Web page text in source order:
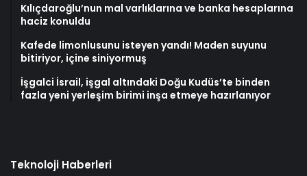
Kılıçdaroğlu’nun mal varlıklarına ve banka hesaplarına
haciz konuldu
Kafede limonlusunu isteyen yandı! Maden suyunu
bitiriyor, içine siniyormuş
İşgalci İsrail, işgal altındaki Doğu Kudüs’te binden
fazla yeni yerleşim birimi inşa etmeye hazırlanıyor
Teknoloji Haberleri